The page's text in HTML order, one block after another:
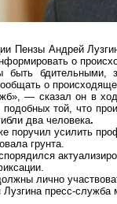
Пензы Андрей
о
быть бдительными,
о
— сказал он в
той, что
два человека.
поручил усилить
грунта.
.
лично
пресс-служба